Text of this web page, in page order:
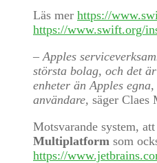
Läs mer https://
https://www.swift.org/
– Apples
största bolag, och det
enheter än Apples
användare, säger Claes
Motsvarande system,
Multiplatform som
https://